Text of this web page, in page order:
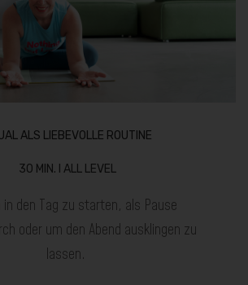
ALS LIEBEVOLLE ROUTINE
30 MIN. I ALL LEVEL
in den Tag zu starten, als Pause
oder um den Abend ausklingen zu
lassen.